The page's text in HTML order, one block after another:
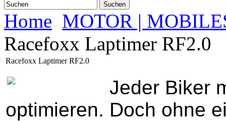
Suchen
Home MOTOR |
Racefoxx Laptimer RF2.0
Racefoxx Laptimer RF2.0
Jeder Biker
optimieren. Doch ohne